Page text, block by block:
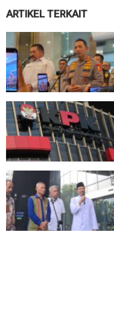
ARTIKEL TERKAIT